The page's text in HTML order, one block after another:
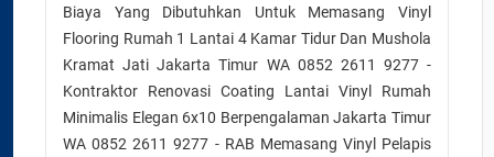
Biaya Yang Dibutuhkan Untuk Memasang Vinyl
Flooring Rumah 1 Lantai 4 Kamar Tidur Dan Mushola
Kramat Jati Jakarta Timur WA 0852 2611 9277 -
Kontraktor Renovasi Coating Lantai Vinyl Rumah
Minimalis Elegan 6x10 Berpengalaman Jakarta Timur
WA 0852 2611 9277 - RAB Memasang Vinyl Pelapis